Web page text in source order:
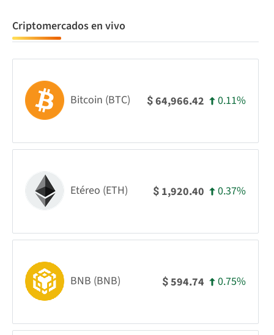
Criptomercados en vivo
Bitcoin (BTC) $64,966.42 0.11%
Etéreo (ETH) $ 1,920.40 0.37%
BNB (BNB) $594.74 0.75%